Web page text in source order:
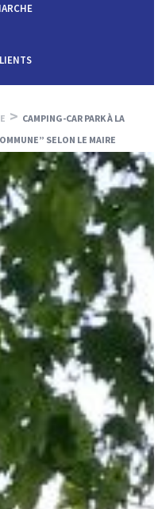
> CAMPING-CAR PARK À LA
SELON LE MAIRE